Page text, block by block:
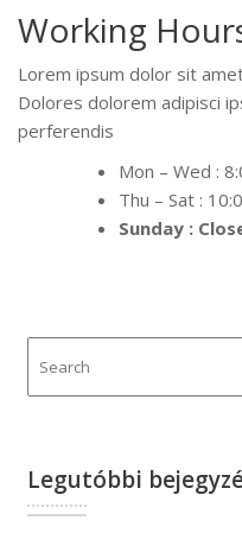
Working
Lorem ipsum dolor sit
Dolores dolorem adipisci
perferendis
Mon – Wed :
Thu – Sat :
Sunday :
Legutóbbi